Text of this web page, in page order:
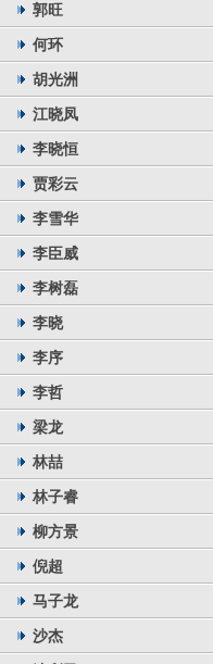
郭旺
何环
胡光洲
江晓凤
李晓恒
贾彩云
李雪华
李臣威
李树磊
李晓
李序
李哲
梁龙
林喆
林子睿
柳方景
倪超
马子龙
沙杰